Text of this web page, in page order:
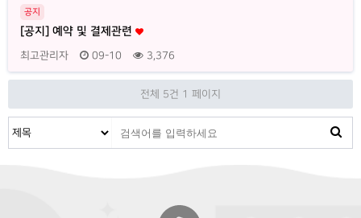
공지
[공지] 예약 및 결제관련
최고관리자 09-10 3,376
전체 5건 1 페이지